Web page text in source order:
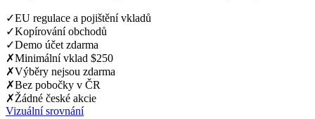
✓EU regulace a pojištění vkladů
✓Kopírování obchodů
✓Demo účet zdarma
✗Minimální vklad $250
✗Výběry nejsou zdarma
✗Bez pobočky v ČR
✗Žádné české akcie
Vizuální srovnání